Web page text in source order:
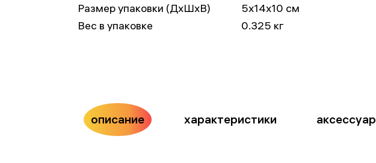
Размер упаковки (ДxШxВ)
5x14x10 см
Вес в упаковке
0.325 кг
описание характеристики